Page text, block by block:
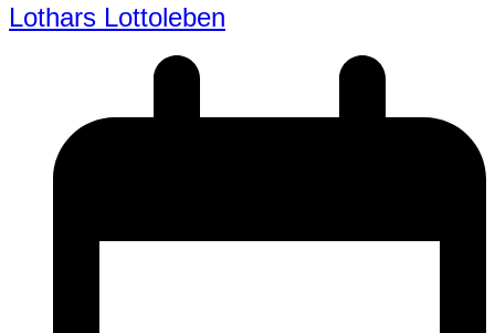
Lothars Lottoleben